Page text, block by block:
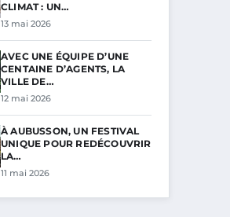
CLIMAT : UN…
13 mai 2026
AVEC UNE ÉQUIPE D’UNE
CENTAINE D’AGENTS, LA
VILLE DE…
12 mai 2026
À AUBUSSON, UN FESTIVAL
UNIQUE POUR REDÉCOUVRIR
LA…
11 mai 2026